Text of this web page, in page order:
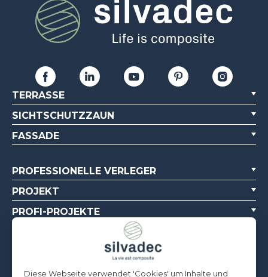
TERRASSE
SICHTSCHUTZZAUN
FASSADE
PROFESSIONELLE VERLEGER
PROJEKT
PROFI-PROJEKTE
DOKUMENTATIONSQUELLEN
Diese Webseite verwendet 'Cookies' um Inhalte und